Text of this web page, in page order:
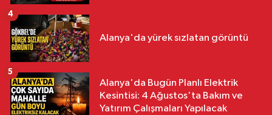
Alanya'da yürek sızlatan görüntü
4
Alanya'da Bugün Planlı Elektrik
Kesintisi: 4 Ağustos'ta Bakım ve
Yatırım Çalışmaları Yapılacak
5